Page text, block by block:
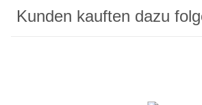
Kunden kauften dazu